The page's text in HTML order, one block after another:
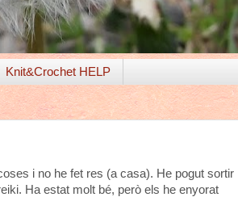
Knit&Crochet HELP
i no he fet res (a casa). He pogut sortir
Ha estat molt bé, però els he enyorat